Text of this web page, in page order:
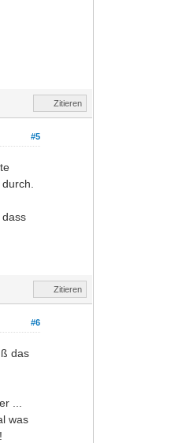
Zitieren
#5
Zitieren
#6
das
...
was